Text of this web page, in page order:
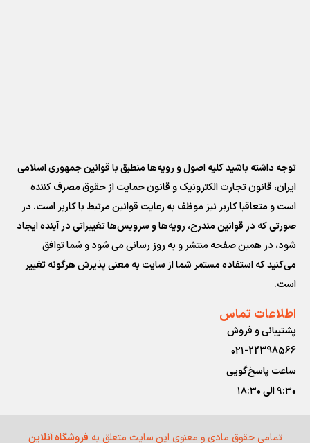
توجه داشته باشید کلیه اصول و رویه‏‌ها منطبق با قوانین جمهوری اسلامی
ایران، قانون تجارت الکترونیک و قانون حمایت از حقوق مصرف کننده
است و متعاقبا کاربر نیز موظف به رعایت قوانین مرتبط با کاربر است. در
صورتی که در قوانین مندرج، رویه‏‌ها و سرویس‏‌ها تغییراتی در آینده ایجاد
شود، در همین صفحه منتشر و به روز رسانی می شود و شما توافق
می‏‌کنید که استفاده مستمر شما از سایت به معنی پذیرش هرگونه تغییر
است.
اطلاعات تماس
پشتیبانی و فروش
۰۲۱-22398566
ساعت پاسخ‌گویی
۹:۳۰ الی ۱۸:۳۰
تمامی حقوق مادی و معنوی این سایت متعلق به فروشگاه آنلاین